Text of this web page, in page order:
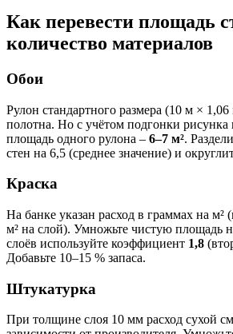
Как перевести площадь
количество материалов
Обои
Рулон стандартного размера (10 м ×
полотна. Но с учётом подгонки рисунка
площадь одного рулона – 6–7 м².
стен на 6,5 (среднее значение) и
Краска
На банке указан расход в граммах на м²
м² на слой). Умножьте чистую площадь
слоёв используйте коэффициент 1,8
Добавьте 10–15 % запаса.
Штукатурка
При толщине слоя 10 мм расход сухой